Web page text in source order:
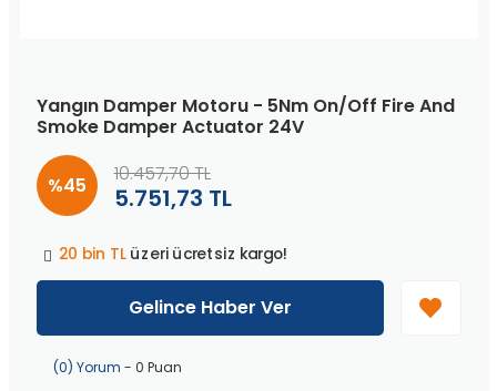
Yangın Damper Motoru - 5Nm On/Off Fire And
Smoke Damper Actuator 24V
%45 5.751,73 TL
10.457,70 TL
20 bin TLüzeri ücretsiz kargo!
40 bin TLüzeri özel teklif!
Peşin fiyatına3 taksit!
Peşin fiyatına3 taksit
Gelince Haber Ver
(0) Yorum - 0 Puan